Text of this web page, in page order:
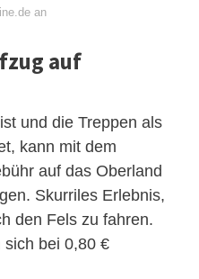
an
auf
und die Treppen als
kann mit dem
auf das Oberland
Skurriles Erlebnis,
den Fels zu fahren.
sich bei 0,80 €